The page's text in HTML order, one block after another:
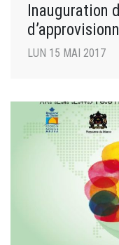
Inauguration
LUN 15 MAI 2017